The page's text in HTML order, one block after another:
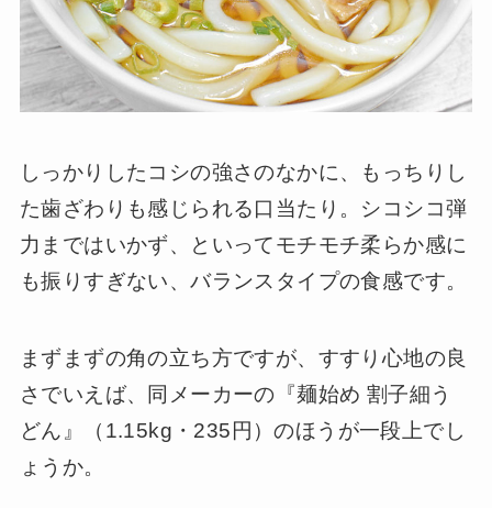
しっかりしたコシの強さのなかに、もっちりし
た歯ざわりも感じられる口当たり。シコシコ弾
力まではいかず、といってモチモチ柔らか感に
も振りすぎない、バランスタイプの食感です。
まずまずの角の立ち方ですが、すすり心地の良
さでいえば、同メーカーの『麺始め 割子細う
どん』（1.15kg・235円）のほうが一段上でし
ょうか。